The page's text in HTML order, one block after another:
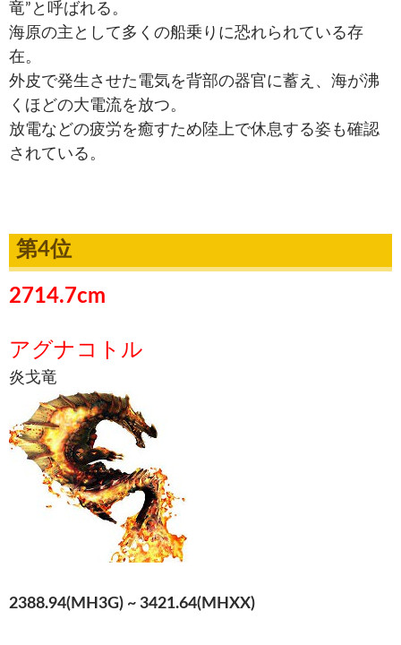
竜”と呼ばれる。
海原の主として多くの船乗りに恐れられている存
在。
外皮で発生させた電気を背部の器官に蓄え、海が沸
くほどの大電流を放つ。
放電などの疲労を癒すため陸上で休息する姿も確認
されている。
第4位
2714.7cm
アグナコトル
炎戈竜
2388.94(MH3G) ~ 3421.64(MHXX)